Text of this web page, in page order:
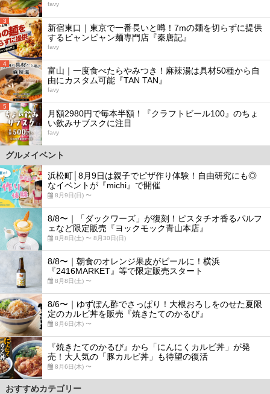
favy
3
新宿東口｜東京で一番長いと噂！7mの麺を切らずに提供
するビャンビャン麺専門店『秦唐記』
favy
4
富山｜一度食べたらやみつき！麻辣湯は具材50種から自
由にカスタム可能『TAN TAN』
favy
5
月額2980円で毎本半額！『クラフトビール100』のちょ
い飲みサブスクに注目
favy
グルメイベント
浜松町│8月9日は親子でピザ作り体験！自由研究にも◎
なイベントが『michi』で開催
8月9日(日) 〜
8/8〜｜「ダックワーズ」が復刻！ピスタチオ香るパルフ
ェなど限定販売『ヨックモック青山本店』
8月8日(土) 〜 8月30日(日)
8/8〜｜朝食のオレンジ果皮がビールに！横浜
『2416MARKET』等で限定販売スタート
8月8日(土) 〜
8/6〜｜ゆずぽん酢でさっぱり！大根おろしをのせた夏限
定のカルビ丼を販売『焼きたてのかるび』
8月6日(木) 〜
『焼きたてのかるび』から「にんにくカルビ丼」が発
売！大人気の「豚カルビ丼」も待望の復活
8月6日(木) 〜
おすすめカテゴリー